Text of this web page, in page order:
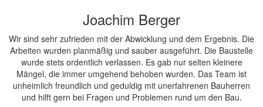
Joachim Berger
Wir sind sehr zufrieden mit der Abwicklung und dem Ergebnis. Die
Arbeiten wurden planmäßig und sauber ausgeführt. Die Baustelle
wurde stets ordentlich verlassen. Es gab nur selten kleinere
Mängel, die immer umgehend behoben wurden. Das Team ist
unheimlich freundlich und geduldig mit unerfahrenen Bauherren
und hilft gern bei Fragen und Problemen rund um den Bau.